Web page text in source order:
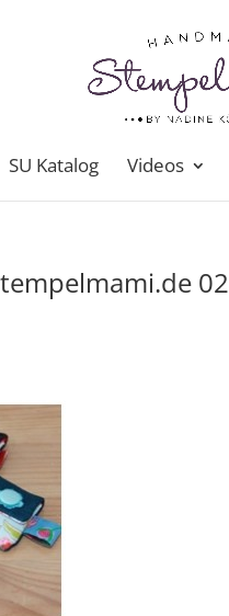
SU Katalog Videos